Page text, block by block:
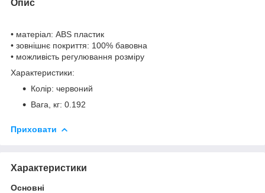
Опис
• матеріал: ABS пластик
• зовнішнє покриття: 100% бавовна
• можливість регулювання розміру
Характеристики:
Колір: червоний
Вага, кг: 0.192
Приховати
Характеристики
Основні